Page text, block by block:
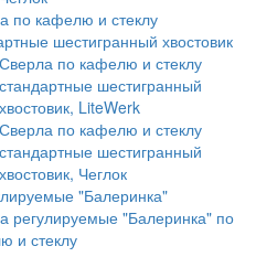
по кафелю и стеклу
шестигранный хвостовик
Сверла по кафелю и стеклу
стандартные шестигранный
хвостовик, LiteWerk
Сверла по кафелю и стеклу
стандартные шестигранный
хвостовик, Чеглок
"Балеринка"
регулируемые "Балеринка" по
и стеклу